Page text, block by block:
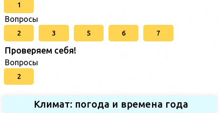
1
Вопросы
2 3 5 6 7
Проверяем себя!
Вопросы
2
Климат: погода и времена года